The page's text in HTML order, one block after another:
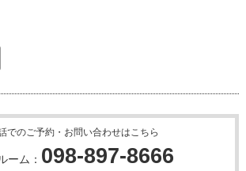
でのご予約・お問い合わせはこちら
ーム： 098-897-8666